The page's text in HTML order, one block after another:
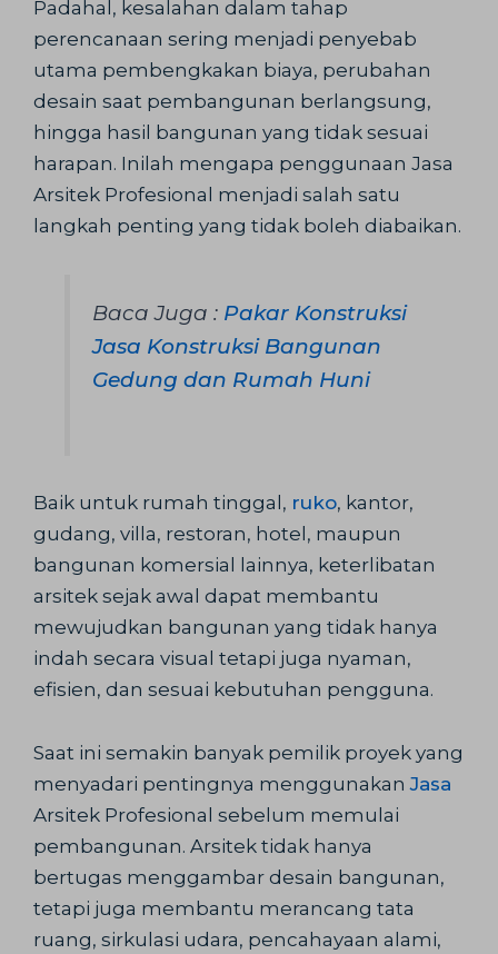
Padahal, kesalahan dalam tahap
perencanaan sering menjadi penyebab
utama pembengkakan biaya, perubahan
desain saat pembangunan berlangsung,
hingga hasil bangunan yang tidak sesuai
harapan. Inilah mengapa penggunaan Jasa
Arsitek Profesional menjadi salah satu
langkah penting yang tidak boleh diabaikan.
Baca Juga : Pakar Konstruksi
Jasa Konstruksi Bangunan
Gedung dan Rumah Huni
Baik untuk rumah tinggal, ruko, kantor,
gudang, villa, restoran, hotel, maupun
bangunan komersial lainnya, keterlibatan
arsitek sejak awal dapat membantu
mewujudkan bangunan yang tidak hanya
indah secara visual tetapi juga nyaman,
efisien, dan sesuai kebutuhan pengguna.
Saat ini semakin banyak pemilik proyek yang
menyadari pentingnya menggunakanJasa
Arsitek Profesional sebelum memulai
pembangunan. Arsitek tidak hanya
bertugas menggambar desain bangunan,
tetapi juga membantu merancang tata
ruang, sirkulasi udara, pencahayaan alami,